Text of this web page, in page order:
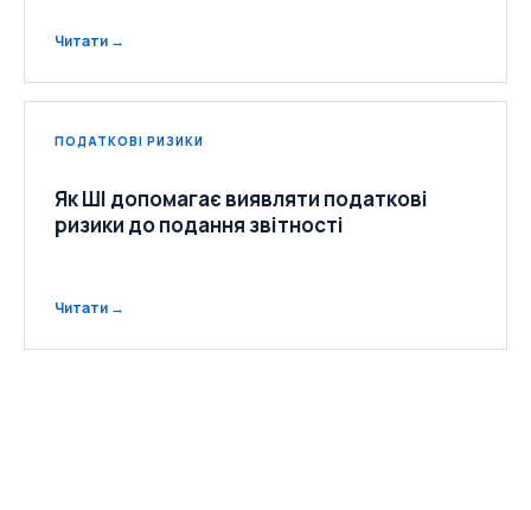
Читати →
ПОДАТКОВІ РИЗИКИ
Як ШІ допомагає виявляти податкові
ризики до подання звітності
Читати →